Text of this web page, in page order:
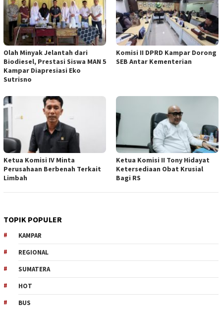
Olah Minyak Jelantah dari
Biodiesel, Prestasi Siswa MAN 5
Kampar Diapresiasi Eko
Sutrisno
Komisi II DPRD Kampar Dorong
SEB Antar Kementerian
Ketua Komisi IV Minta
Perusahaan Berbenah Terkait
Limbah
Ketua Komisi II Tony Hidayat
Ketersediaan Obat Krusial
Bagi RS
TOPIK POPULER
KAMPAR
REGIONAL
SUMATERA
HOT
BUS